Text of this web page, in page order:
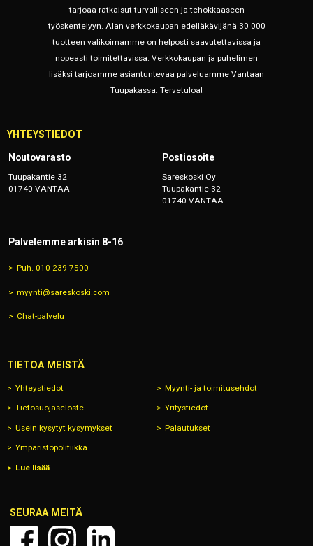
tarjoaa ratkaisut turvalliseen ja tehokkaaseen
työskentelyyn. Alan verkkokaupan edelläkävijänä 30 000
tuotteen valikoimamme on helposti saavutettavissa ja
nopeasti toimitettavissa. Verkkokaupan ja puhelimen
lisäksi tarjoamme asiantuntevaa palveluamme Vantaan
Tuupakassa. Tervetuloa!
YHTEYSTIEDOT
Noutovarasto
Tuupakantie 32
01740 VANTAA
Postiosoite
Sareskoski Oy
Tuupakantie 32
01740 VANTAA
Palvelemme arkisin 8-16
Puh. 010 239 7500
myynti@sareskoski.com
Chat-palvelu
TIETOA MEISTÄ
Yhteystiedot Myynti- ja toimitusehdot
Tietosuojaseloste Yritystiedot
Usein kysytyt kysymykset Palautukset
Ympäristöpolitiikka
Lue lisää
SEURAA MEITÄ